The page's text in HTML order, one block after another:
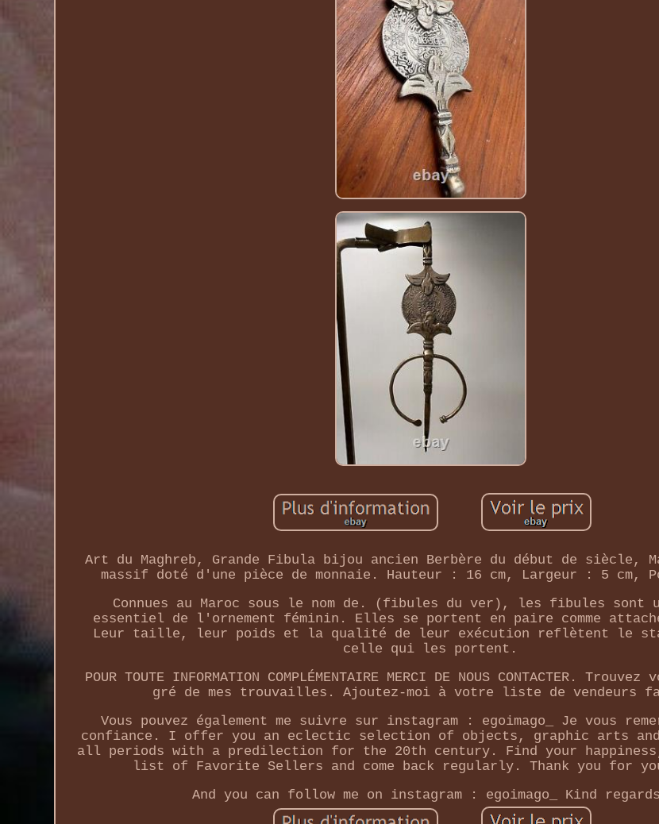
Art du Maghreb, Grande Fibula bijou ancien Berbère du début de siècle,
massif doté d'une pièce de monnaie. Hauteur : 16 cm, Largeur : 5 cm,
Connues au Maroc sous le nom de. (fibules du ver), les fibules sont
essentiel de l'ornement féminin. Elles se portent en paire comme
Leur taille, leur poids et la qualité de leur exécution reflètent le
celle qui les portent.
POUR TOUTE INFORMATION COMPLÉMENTAIRE MERCI DE NOUS CONTACTER.
gré de mes trouvailles. Ajoutez-moi à votre liste de vendeurs
Vous pouvez également me suivre sur instagram : egoimago_ Je vous
confiance. I offer you an eclectic selection of objects, graphic arts
all periods with a predilection for the 20th century. Find your
list of Favorite Sellers and come back regularly. Thank you for
And you can follow me on instagram : egoimago_ Kind